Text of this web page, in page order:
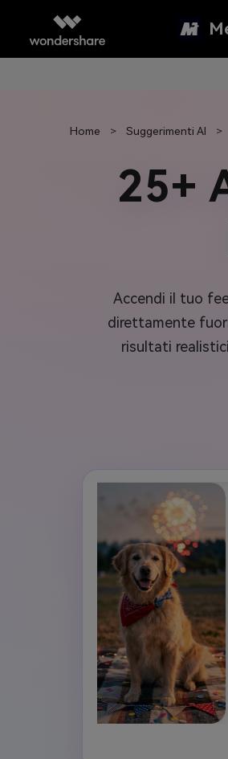
Home > Suggerimenti AI >
25+
Accendi il tuo
direttamente
risultati